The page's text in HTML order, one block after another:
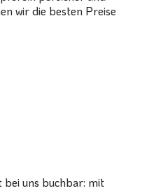
wir die besten Preise
bei uns buchbar: mit